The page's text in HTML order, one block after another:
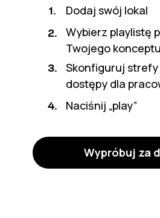
1. Dodaj swój lokal
2.
Wybierz playlistę
Twojego konceptu
3.
Skonfiguruj strefy
dostępy dla
4. Naciśnij „play”
Wypróbuj za